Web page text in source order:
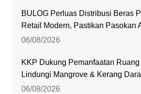
BULOG Perluas Distribusi Beras
Retail Modern, Pastikan Pasokan
06/08/2026
KKP Dukung Pemanfaatan Ruang
Lindungi Mangrove & Kerang
06/08/2026